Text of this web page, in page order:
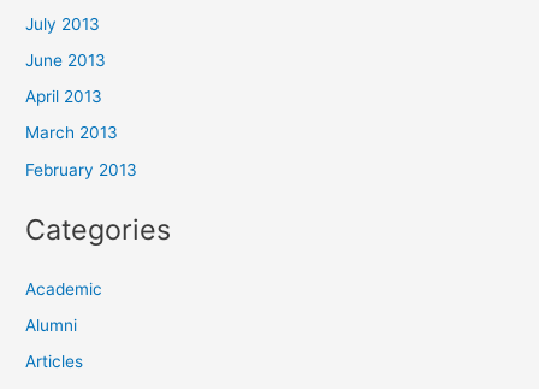
July 2013
June 2013
April 2013
March 2013
February 2013
Categories
Academic
Alumni
Articles